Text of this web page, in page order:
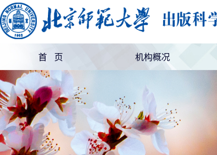
首 页 机构概况